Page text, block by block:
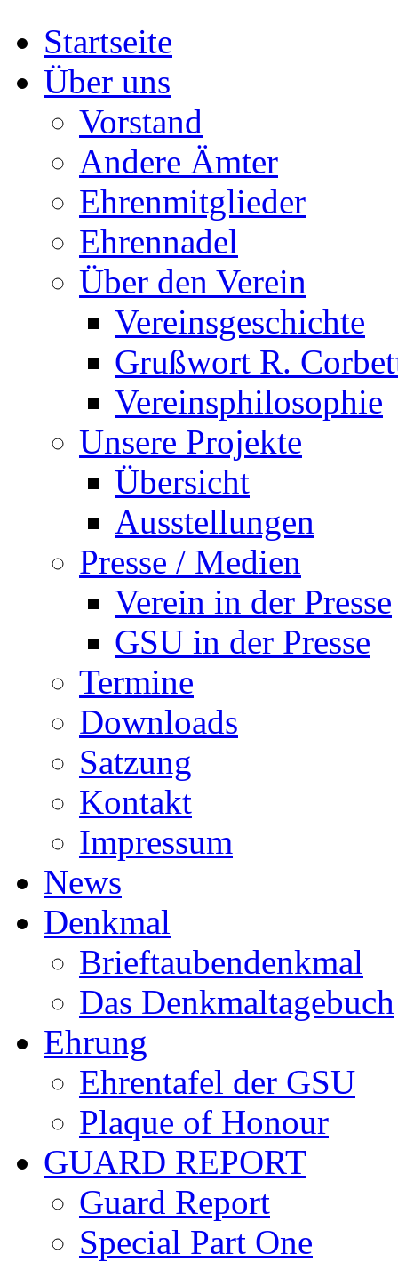
Startseite
Über uns
Vorstand
Andere Ämter
Ehrenmitglieder
Ehrennadel
Über den Verein
Vereinsgeschichte
Grußwort R.
Vereinsphilosophie
Unsere Projekte
Übersicht
Ausstellungen
Presse / Medien
Verein in der Presse
GSU in der Presse
Termine
Downloads
Satzung
Kontakt
Impressum
News
Denkmal
Brieftaubendenkmal
Das Denkmaltagebuch
Ehrung
Ehrentafel der GSU
Plaque of Honour
GUARD REPORT
Guard Report
Special Part One